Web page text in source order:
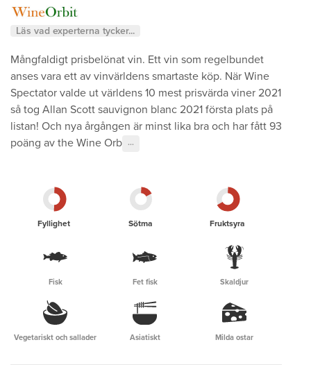
Läs vad experterna tycker...
Mångfaldigt prisbelönat vin. Ett vin som regelbundet
anses vara ett av vinvärldens smartaste köp. När Wine
Spectator valde ut världens 10 mest prisvärda viner 2021
så tog Allan Scott sauvignon blanc 2021 första plats på
listan! Och nya årgången är minst lika bra och har fått 93
poäng av the Wine Orb
···
Fyllighet Sötma Fruktsyra
Fisk Fet fisk Skaldjur
Vegetariskt och sallader Asiatiskt Milda ostar